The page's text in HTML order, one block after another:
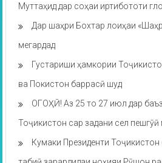
Муттаҳид дар соҳаи иртибототи
Дар шаҳри Бохтар лоиҳаи
мегардад
Густариши ҳамкории
ва Покистон баррасӣ шуд
ОГОҲӢ! Аз 25 то 27 июл дар
Тоҷикистон сар задани сел
Кумаки Президенти